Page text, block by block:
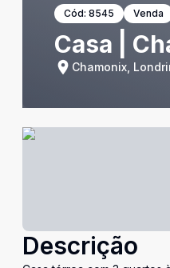
Cód: 8545 Venda
Casa |
Chamonix,
Descrição